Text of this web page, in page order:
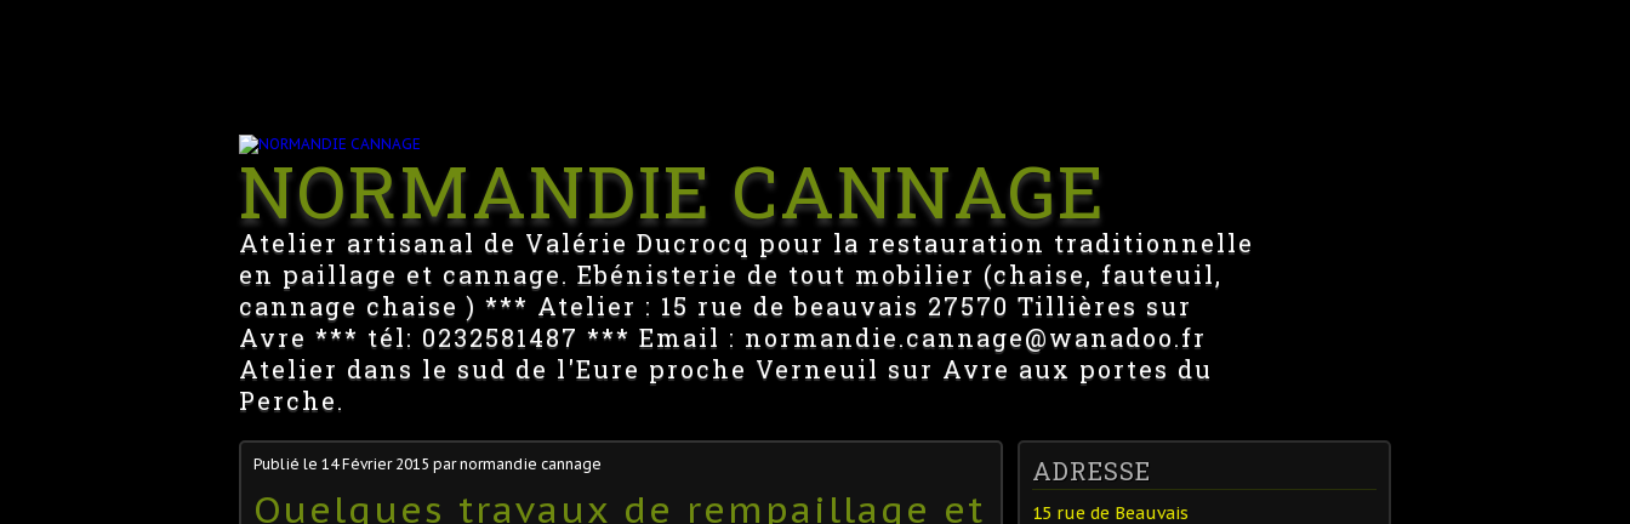
NORMANDIE CANNAGE
Atelier artisanal de Valérie Ducrocq pour la restauration traditionnelle
en paillage et cannage. Ebénisterie de tout mobilier (chaise, fauteuil,
cannage chaise ) *** Atelier : 15 rue de beauvais 27570 Tillières sur
Avre *** tél: 0232581487 *** Email : normandie.cannage@wanadoo.fr
Atelier dans le sud de l'Eure proche Verneuil sur Avre aux portes du
Perche.
Publié le 14 Février 2015 par normandie cannage
Quelques travaux de rempaillage et
ADRESSE
15 rue de Beauvais